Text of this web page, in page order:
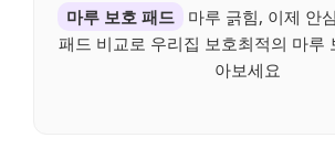
마루 보호 패드
마루 긁힘, 이제 안
패드 비교로 우리집 보호최적의 마루
아보세요